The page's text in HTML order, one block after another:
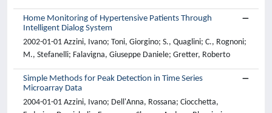
Home Monitoring of Hypertensive Patients Through
Intelligent Dialog System
2002-01-01 Azzini, Ivano; Toni, Giorgino; S., Quaglini; C., Rognoni;
M., Stefanelli; Falavigna, Giuseppe Daniele; Gretter, Roberto
Simple Methods for Peak Detection in Time Series
Microarray Data
2004-01-01 Azzini, Ivano; Dell'Anna, Rossana; Ciocchetta,